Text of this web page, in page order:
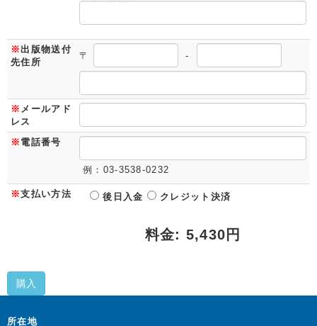
※出版物送付
先住所
〒 -
※ メールアド
レス
※ 電話番号
例：03-3538-0232
※支払い方法 後日入金 クレジット決済
料金: 5,430円
購入
所在地